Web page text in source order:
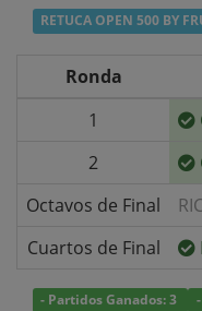
RETUCA OPEN 500 BY
Ronda
1
2
Octavos de Final
Cuartos de Final
- Partidos Ganados: 3